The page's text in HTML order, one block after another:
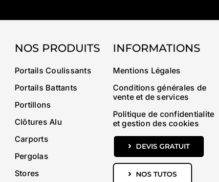
NOS PRODUITS
Portails Coulissants
Portails Battants
Portillons
Clôtures Alu
Carports
Pergolas
Stores
INFORMATIONS
Mentions Légales
Conditions générales de
vente et de services
Politique de confidentialite
et gestion des cookies
DEVIS GRATUIT
NOS TUTOS